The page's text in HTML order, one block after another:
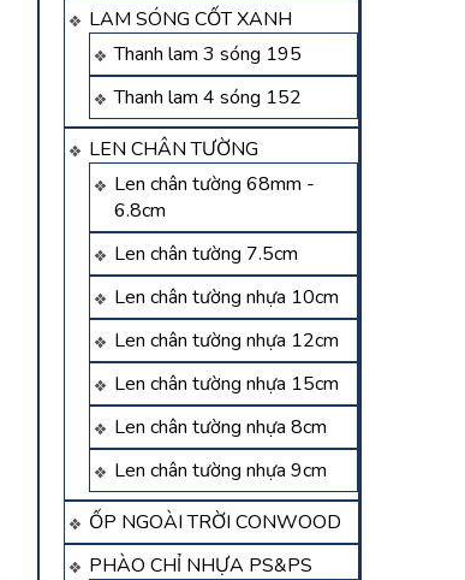
LAM SÓNG CỐT XANH
Thanh lam 3 sóng 195
Thanh lam 4 sóng 152
LEN CHÂN TƯỜNG
Len chân tường 68mm -
6.8cm
Len chân tường 7.5cm
Len chân tường nhựa 10cm
Len chân tường nhựa 12cm
Len chân tường nhựa 15cm
Len chân tường nhựa 8cm
Len chân tường nhựa 9cm
ỐP NGOÀI TRỜI CONWOOD
PHÀO CHỈ NHỰA PS&PS